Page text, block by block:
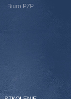
Biuro PZP